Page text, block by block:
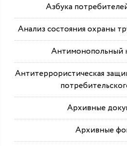
Азбука
Анализ состояния охраны
Антимонопольный
Антитеррористическая
Архивные
Архивные